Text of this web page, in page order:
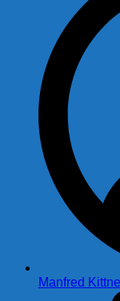
Manfred